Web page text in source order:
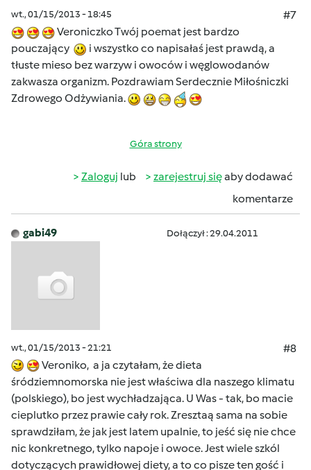
wt., 01/15/2013 - 18:45
#7
Veroniczko Twój poemat jest bardzo
pouczający
i wszystko co napisałaś jest prawdą, a
tłuste mieso bez warzyw i owoców i węglowodanów
zakwasza organizm. Pozdrawiam Serdecznie Miłośniczki
Zdrowego Odżywiania.
Góra strony
Zaloguj lub zarejestruj sięaby dodawać
komentarze
gabi49 Dołączył : 29.04.2011
wt., 01/15/2013 - 21:21
#8
Veroniko, a ja czytałam, że dieta
śródziemnomorska nie jest właściwa dla naszego klimatu
(polskiego), bo jest wychładzająca. U Was - tak, bo macie
cieplutko przez prawie cały rok. Zresztaą sama na sobie
sprawdziłam, że jak jest latem upalnie, to jeść się nie chce
nic konkretnego, tylko napoje i owoce. Jest wiele szkól
dotyczących prawidłowej diety, a to co pisze ten gość i